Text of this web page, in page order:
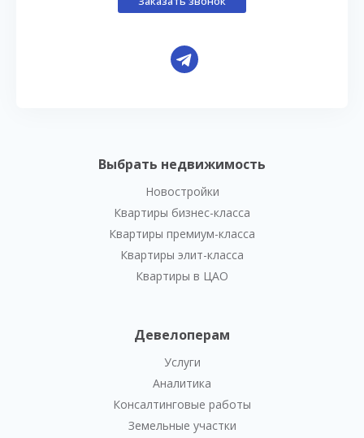
Выбрать недвижимость
Новостройки
Квартиры бизнес-класса
Квартиры премиум-класса
Квартиры элит-класса
Квартиры в ЦАО
Девелоперам
Услуги
Аналитика
Консалтинговые работы
Земельные участки